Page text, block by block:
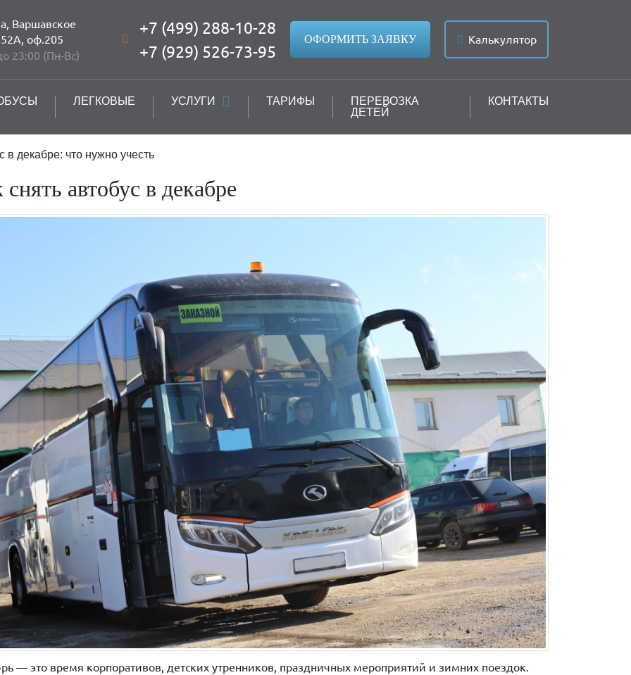
Варшавское
оф.205
23:00 (Пн-Вс)
+7 (499) 288-10-28
+7 (929) 526-73-95
ОФОРМИТЬ ЗАЯВКУ Калькулятор
ЛЕГКОВЫЕ УСЛУГИ ТАРИФЫ
ПЕРЕВОЗКА
ДЕТЕЙ
КОНТАКТЫ
в декабре: что нужно учесть
автобус в декабре
— это время корпоративов, детских утренников, праздничных мероприятий и зимних поездок.